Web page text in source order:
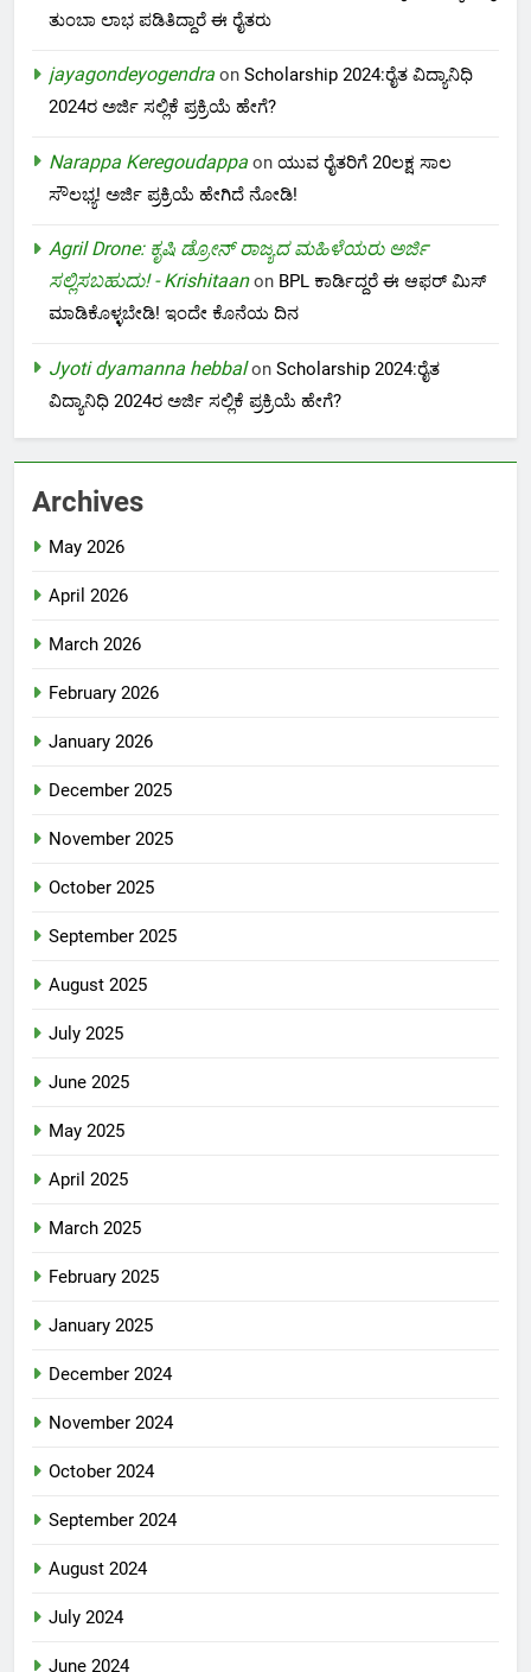
ತುಂಬಾ ಲಾಭ ಪಡಿತಿದ್ದಾರೆ ಈ ರೈತರು
jayagondeyogendra on Scholarship 2024:ರೈತ ವಿದ್ಯಾನಿಧಿ
2024ರ ಅರ್ಜಿ ಸಲ್ಲಿಕೆ ಪ್ರಕ್ರಿಯೆ ಹೇಗೆ?
Narappa Keregoudappa on ಯುವ ರೈತರಿಗೆ 20ಲಕ್ಷ ಸಾಲ
ಸೌಲಭ್ಯ! ಅರ್ಜಿ ಪ್ರಕ್ರಿಯೆ ಹೇಗಿದೆ ನೋಡಿ!
Agril Drone: ಕೃಷಿ ಡ್ರೋನ್ ರಾಜ್ಯದ ಮಹಿಳೆಯರು ಅರ್ಜಿ
ಸಲ್ಲಿಸಬಹುದು! - Krishitaanon BPL ಕಾರ್ಡಿದ್ದರೆ ಈ ಆಫರ್ ಮಿಸ್
ಮಾಡಿಕೊಳ್ಳಬೇಡಿ! ಇಂದೇ ಕೊನೆಯ ದಿನ
Jyoti dyamanna hebbalon Scholarship 2024:ರೈತ
ವಿದ್ಯಾನಿಧಿ 2024ರ ಅರ್ಜಿ ಸಲ್ಲಿಕೆ ಪ್ರಕ್ರಿಯೆ ಹೇಗೆ?
Archives
May 2026
April 2026
March 2026
February 2026
January 2026
December 2025
November 2025
October 2025
September 2025
August 2025
July 2025
June 2025
May 2025
April 2025
March 2025
February 2025
January 2025
December 2024
November 2024
October 2024
September 2024
August 2024
July 2024
June 2024